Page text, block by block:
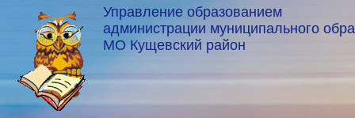
Управление образованием
администрации муниципального
МО Кущевский район